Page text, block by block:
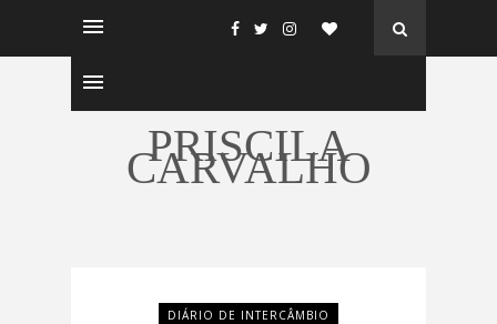
PRISCILA
CARVALHO
DIÁRIO DE INTERCÂMBIO